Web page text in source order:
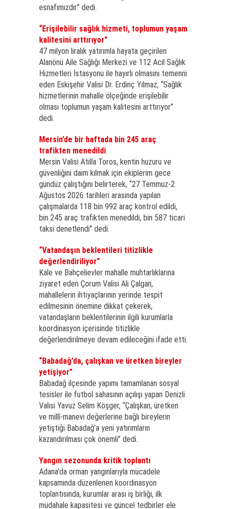
esnafımızdır” dedi.
“Erişilebilir sağlık hizmeti, toplumun yaşam
kalitesini arttırıyor”
47 milyon liralık yatırımla hayata geçirilen
Alanönü Aile Sağlığı Merkezi ve 112 Acil Sağlık
Hizmetleri İstasyonu ile hayırlı olmasını temenni
eden Eskişehir Valisi Dr. Erdinç Yılmaz, “Sağlık
hizmetlerinin mahalle ölçeğinde erişilebilir
olması toplumun yaşam kalitesini arttırıyor”
dedi.
Mersin’de bir haftada bin 245 araç
trafikten menedildi
Mersin Valisi Atilla Toros, kentin huzuru ve
güvenliğini daim kılmak için ekiplerim gece
gündüz çalıştığını belirterek, “27 Temmuz-2
Ağustos 2026 tarihleri arasında yapılan
çalışmalarda 118 bin 992 araç kontrol edildi,
bin 245 araç trafikten menedildi, bin 587 ticari
taksi denetlendi” dedi.
“Vatandaşın beklentileri titizlikle
değerlendiriliyor”
Kale ve Bahçelievler mahalle muhtarlıklarına
ziyaret eden Çorum Valisi Ali Çalgan,
mahallelerin ihtiyaçlarının yerinde tespit
edilmesinin önemine dikkat çekerek,
vatandaşların beklentilerinin ilgili kurumlarla
koordinasyon içerisinde titizlikle
değerlendirilmeye devam edileceğini ifade etti.
“Babadağ’da, çalışkan ve üretken bireyler
yetişiyor”
Babadağ ilçesinde yapımı tamamlanan sosyal
tesisler ile futbol sahasının açılışı yapan Denizli
Valisi Yavuz Selim Köşger, “Çalışkan, üretken
ve millî-manevi değerlerine bağlı bireylerin
yetiştiği Babadağ’a yeni yatırımların
kazandırılması çok önemli” dedi.
Yangın sezonunda kritik toplantı
Adana'da orman yangınlarıyla mücadele
kapsamında düzenlenen koordinasyon
toplantısında, kurumlar arası iş birliği, ilk
müdahale kapasitesi ve güncel tedbirler ele